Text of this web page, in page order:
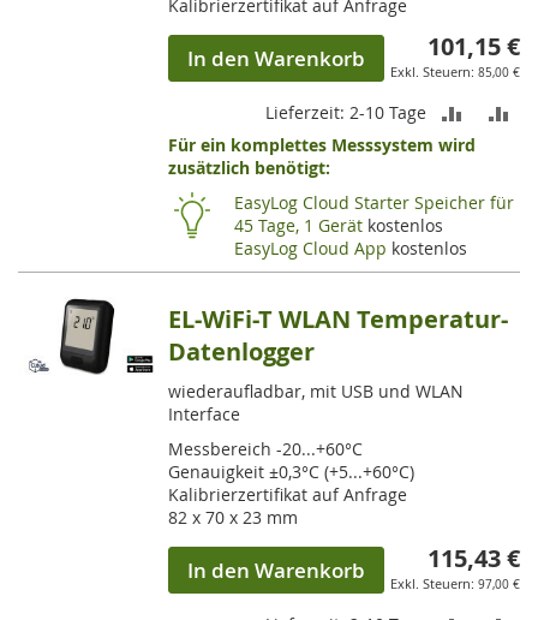
Kalibrierzertifikat auf Anfrage
101,15 €
85,00 €
In den Warenkorb
Lieferzeit: 2-10 Tage
ZUR
Für ein komplettes Messsystem wird
zusätzlich benötigt:
EasyLog Cloud Starter Speicher für
45 Tage, 1 Gerät kostenlos
EasyLog Cloud App kostenlos
EL-WiFi-T WLAN Temperatur-
Datenlogger
wiederaufladbar, mit USB und WLAN
Interface
Messbereich -20...+60°C
Genauigkeit ±0,3°C (+5...+60°C)
Kalibrierzertifikat auf Anfrage
82 x 70 x 23 mm
115,43 €
97,00 €
In den Warenkorb